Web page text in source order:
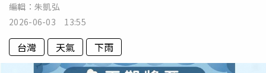
編輯： 朱凱弘
2026-06-03 13:55
台灣 天氣 下雨